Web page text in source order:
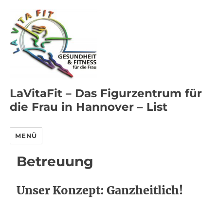
LaVitaFit – Das Figurzentrum für
die Frau in Hannover – List
MENÜ
Betreuung
Unser Konzept: Ganzheitlich!